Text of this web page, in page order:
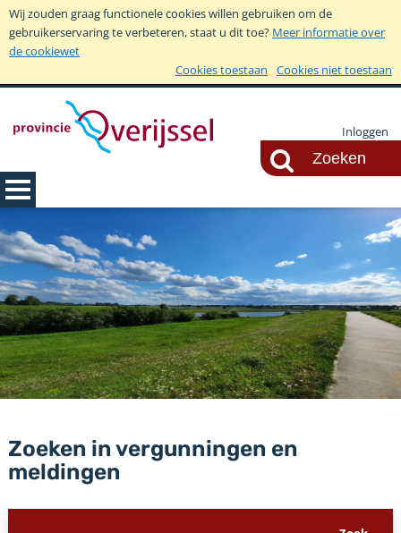
Wij zouden graag functionele cookies willen gebruiken om de
gebruikerservaring te verbeteren, staat u dit toe? Meer informatie over
de cookiewet
Cookies toestaan
Cookies niet toestaan
Inloggen
Zoeken in vergunningen en
meldingen